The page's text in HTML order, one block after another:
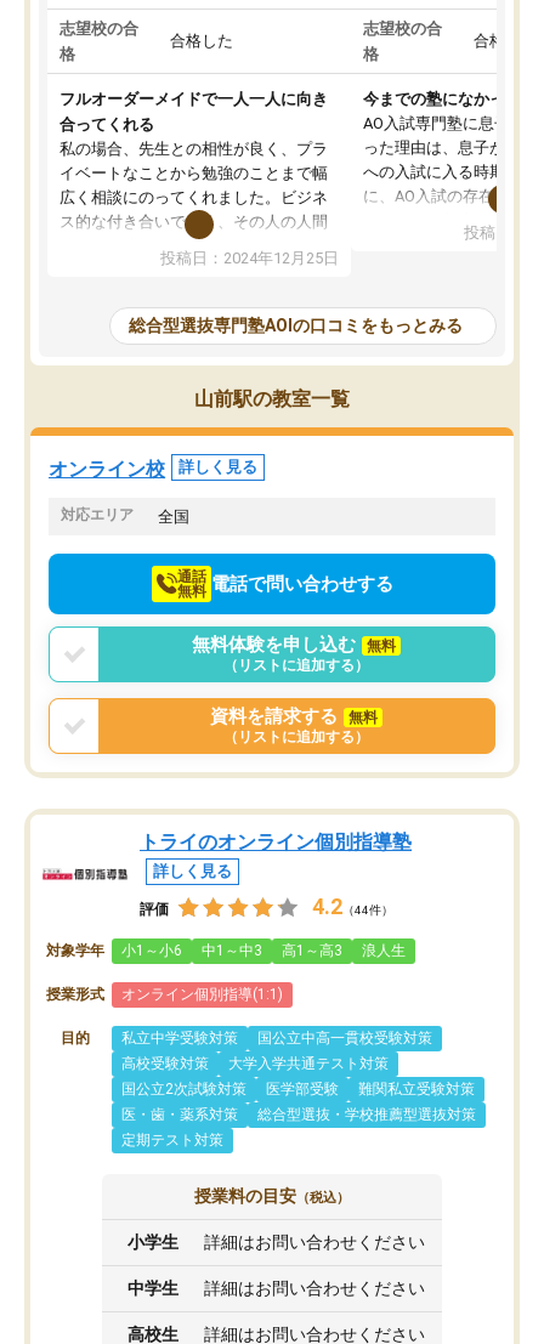
志望校の合
格
合格した
フルオーダーメイドで一人一人に向き
合ってくれる
私の場合、先生との相性が良く、プラ
イベートなことから勉強のことまで幅
広く相談にのってくれました。ビジネ
ス的な付き合いでなく、その人の人間
性までを適切に把握し、むきあってい
るなぁと強く感じることできました。
と相談すると、他の先生も紹介してく
ださり、客観的なアドバイスもいただ
くことができました（志望理由・自己
PR等の添削において）。そして、なに
より自習室が解放されている点がよか
ったです。友達と好きな時間に自習
し、お互いを高めあえる環境がありま
投稿日：2024年12月25日
志望校の合
格
合格した
今までの塾になかった
AO入試専門塾に息子を
った理由は、息子が高校
への入試に入る時期に差
に、AO入試の存在を息
たことから、AOIに入塾
で、AO入試を改めて知
それに対しての具体的な
ことでした。更に子供の
けてらっしゃいますので
投稿日：
総合型選抜専門塾AOIの口コミをもっとみる
山前駅の教室一覧
オンライン校 詳しく見る
対応エリア 全国
通話
無料 電話で問い合わせする
無料体験を申し込む
無料
（リストに追加する）
資料を請求する
無料
（リストに追加する）
トライのオンライン個別指導塾
詳しく見る
評価 4.2 （44件）
対象学年 小1～小6 中1～中3 高1～高3 浪人生
授業形式 オンライン個別指導(1:1)
目的 私立中学受験対策
国公立中高一貫校受験対策
高校受験対策
大学入学共通テスト対策
国公立2次試験対策
医学部受験
難関私立受験対策
医・歯・薬系対策
総合型選抜・学校推薦型選抜対策
定期テスト対策
授業料の目安 （税込）
小学生 詳細はお問い合わせください
中学生 詳細はお問い合わせください
高校生 詳細はお問い合わせください